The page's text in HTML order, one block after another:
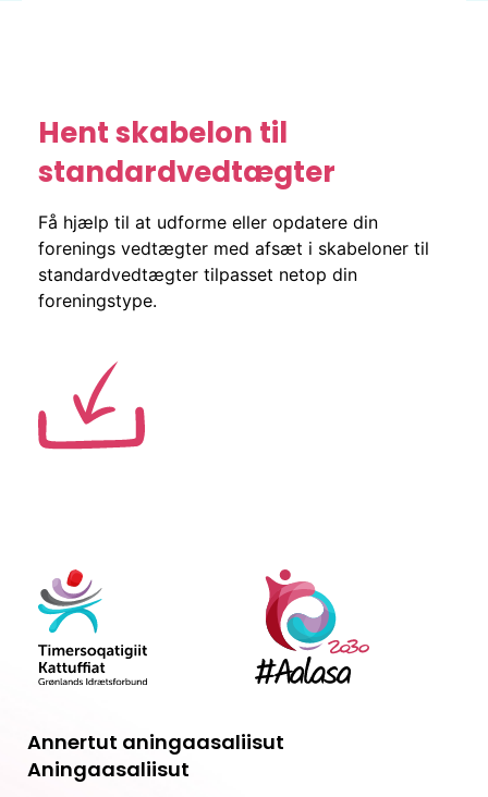
Hent skabelon til
standardvedtægter
Få hjælp til at udforme eller opdatere din
forenings vedtægter med afsæt i skabeloner til
standardvedtægter tilpasset netop din
foreningstype.
Annertut aningaasaliisut
Aningaasaliisut